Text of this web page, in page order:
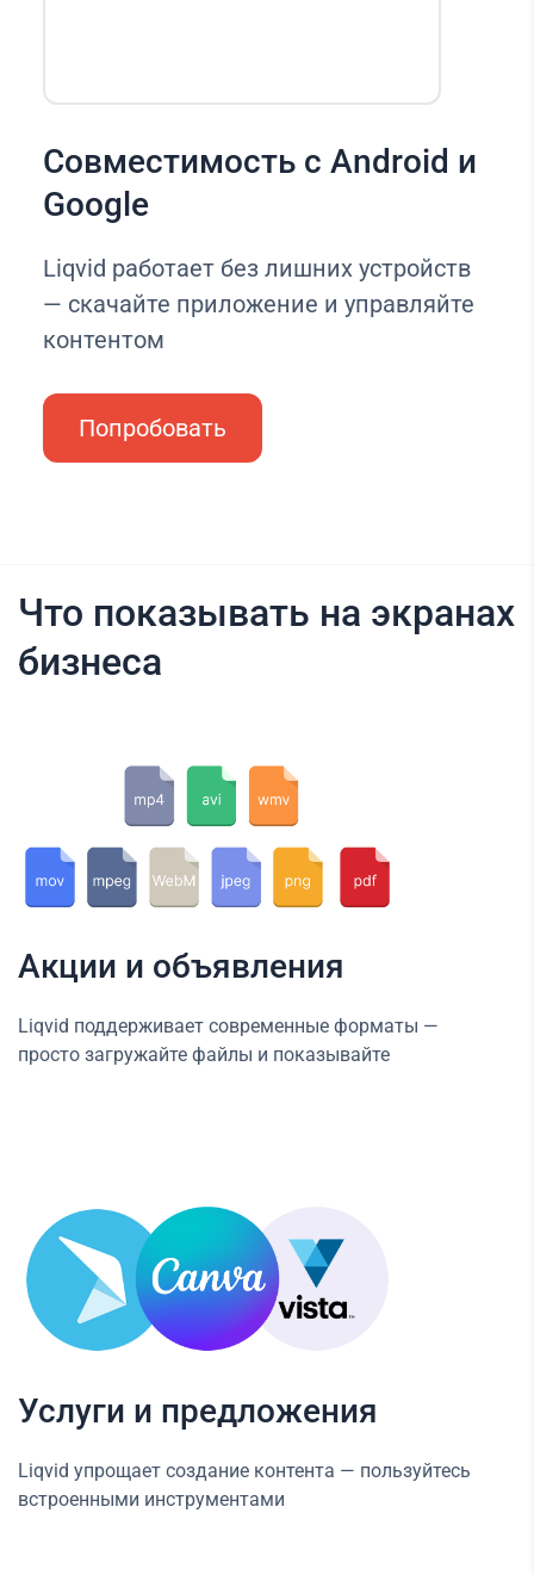
Совместимость с Android и
Google
Liqvid работает без лишних устройств
— скачайте приложение и управляйте
контентом
Попробовать
Что показывать на экранах
бизнеса
Акции и объявления
Liqvid поддерживает современные форматы —
просто загружайте файлы и показывайте
Услуги и предложения
Liqvid упрощает создание контента — пользуйтесь
встроенными инструментами